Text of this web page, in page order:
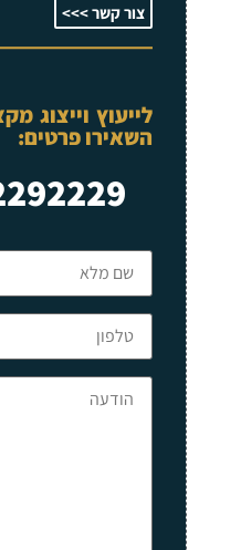
צור קשר >>>
לייעוץ וייצוג
השאירו פרטים: